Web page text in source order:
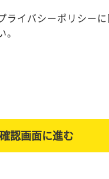
イバシーポリシーに
。